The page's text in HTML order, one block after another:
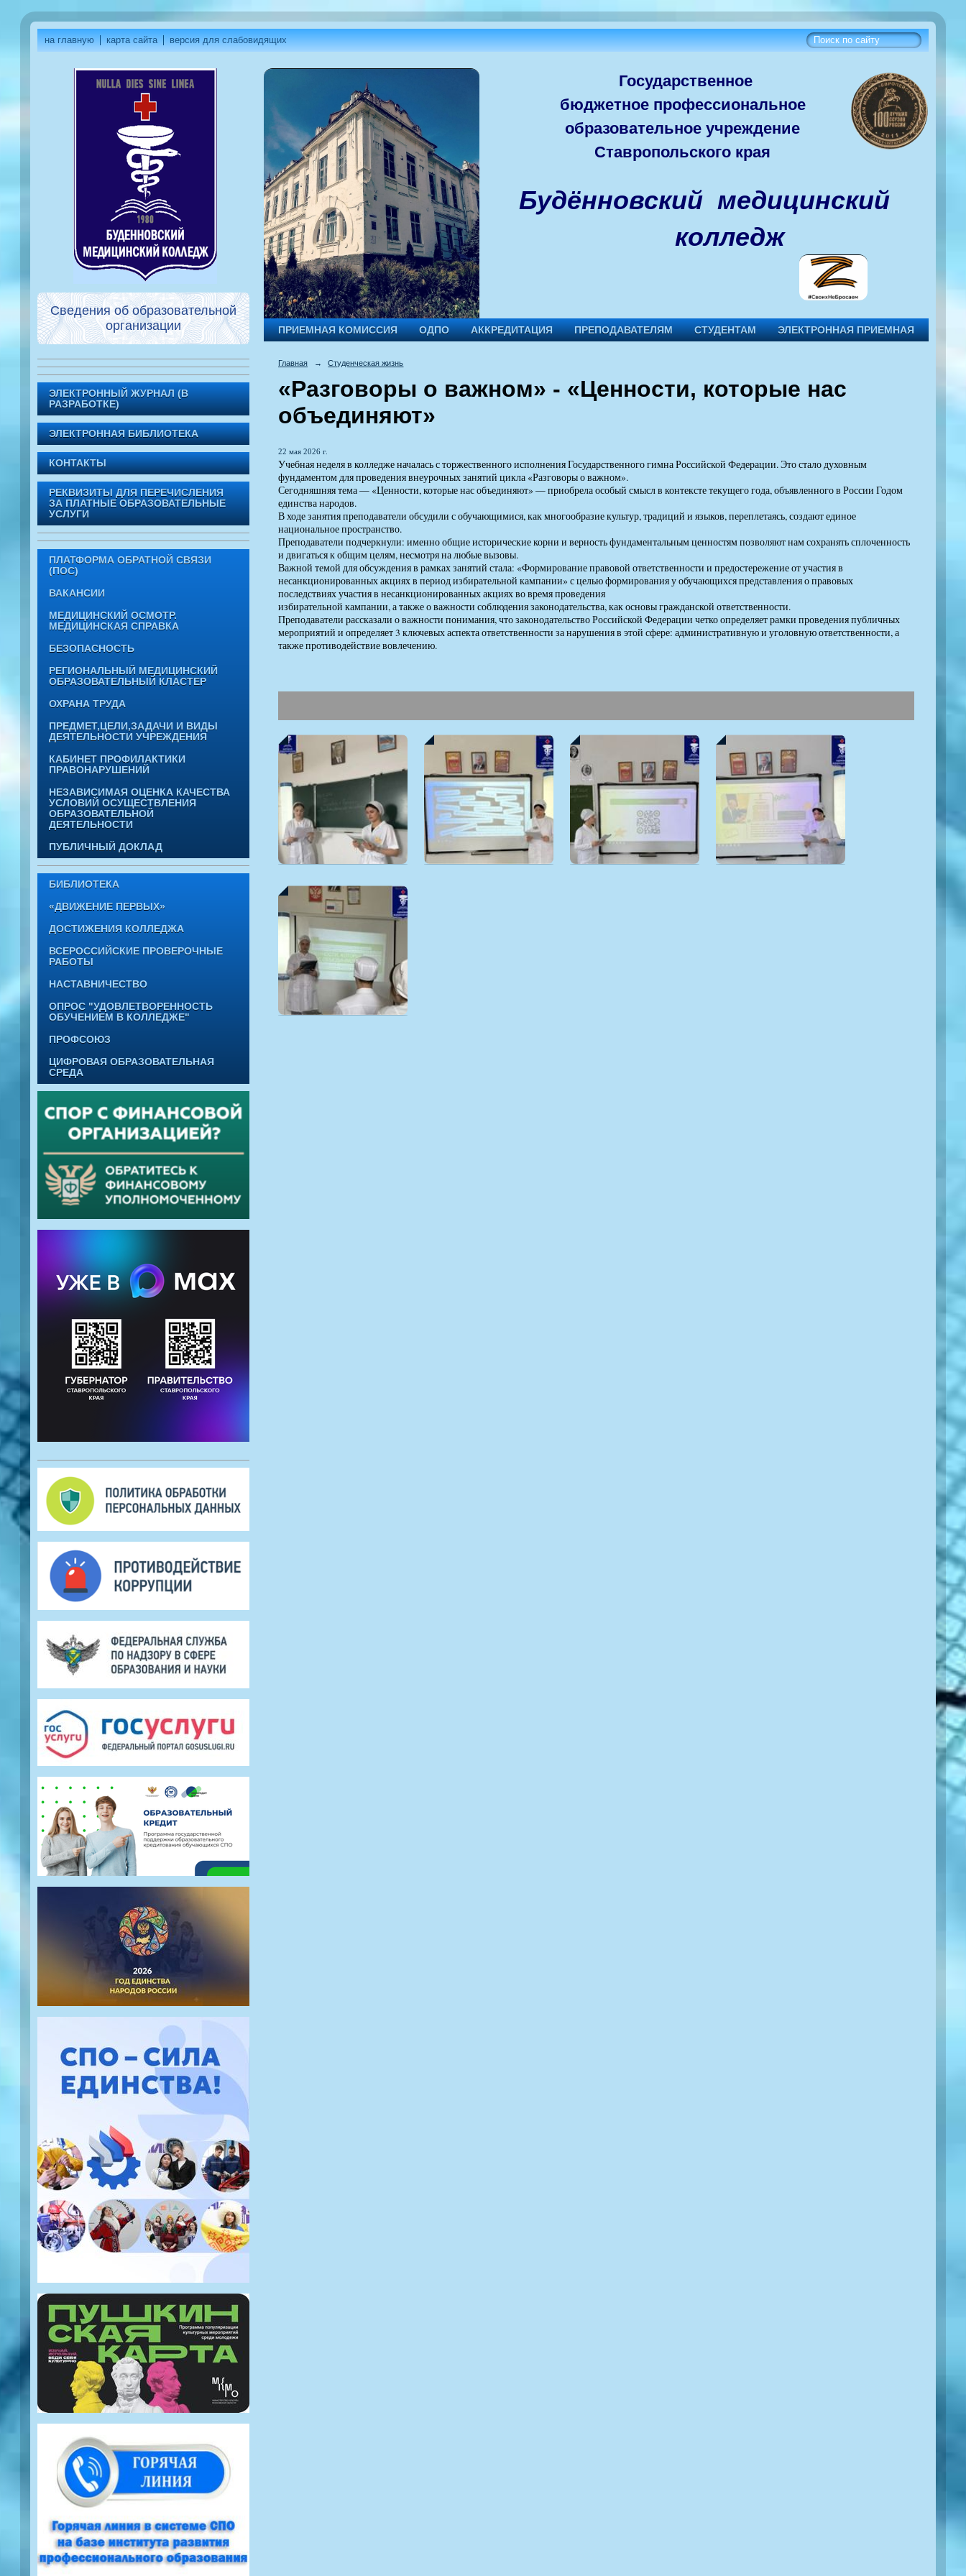
на главную карта сайта версия для слабовидящих
Сведения об образовательной
организации
ЭЛЕКТРОННЫЙ ЖУРНАЛ (В
РАЗРАБОТКЕ)
ЭЛЕКТРОННАЯ БИБЛИОТЕКА
КОНТАКТЫ
РЕКВИЗИТЫ ДЛЯ ПЕРЕЧИСЛЕНИЯ
ЗА ПЛАТНЫЕ ОБРАЗОВАТЕЛЬНЫЕ
УСЛУГИ
ПЛАТФОРМА ОБРАТНОЙ СВЯЗИ
(ПОС)
ВАКАНСИИ
МЕДИЦИНСКИЙ ОСМОТР.
МЕДИЦИНСКАЯ СПРАВКА
БЕЗОПАСНОСТЬ
РЕГИОНАЛЬНЫЙ МЕДИЦИНСКИЙ
ОБРАЗОВАТЕЛЬНЫЙ КЛАСТЕР
ОХРАНА ТРУДА
ПРЕДМЕТ,ЦЕЛИ,ЗАДАЧИ И ВИДЫ
ДЕЯТЕЛЬНОСТИ УЧРЕЖДЕНИЯ
КАБИНЕТ ПРОФИЛАКТИКИ
ПРАВОНАРУШЕНИЙ
НЕЗАВИСИМАЯ ОЦЕНКА КАЧЕСТВА
УСЛОВИЙ ОСУЩЕСТВЛЕНИЯ
ОБРАЗОВАТЕЛЬНОЙ
ДЕЯТЕЛЬНОСТИ
ПУБЛИЧНЫЙ ДОКЛАД
БИБЛИОТЕКА
«ДВИЖЕНИЕ ПЕРВЫХ»
ДОСТИЖЕНИЯ КОЛЛЕДЖА
ВСЕРОССИЙСКИЕ ПРОВЕРОЧНЫЕ
РАБОТЫ
НАСТАВНИЧЕСТВО
ОПРОС "УДОВЛЕТВОРЕННОСТЬ
ОБУЧЕНИЕМ В КОЛЛЕДЖЕ"
ПРОФСОЮЗ
ЦИФРОВАЯ ОБРАЗОВАТЕЛЬНАЯ
СРЕДА
Государственное
бюджетноепрофессиональное
образовательное учреждение
Ставропольского края
Будённовский медицинский
колледж
ПРИЕМНАЯ КОМИССИЯ ОДПО АККРЕДИТАЦИЯ ПРЕПОДАВАТЕЛЯМ СТУДЕНТАМ ЭЛЕКТРОННАЯ ПРИЕМНАЯ
Главная → Студенческая жизнь
«Разговоры о важном» - «Ценности, которые нас
объединяют»
22 мая 2026 г.
Учебная неделя в колледже началась с торжественного исполнения Государственного гимна Российской Федерации. Это стало духовным
фундаментом для проведения внеурочных занятий цикла «Разговоры о важном».
Сегодняшняя тема — «Ценности, которые нас объединяют» — приобрела особый смысл в контексте текущего года, объявленного в России Годом
единства народов.
В ходе занятия преподаватели обсудили с обучающимися, как многообразие культур, традиций и языков, переплетаясь, создают единое
национальное пространство.
Преподаватели подчеркнули: именно общие исторические корни и верность фундаментальным ценностям позволяют нам сохранять сплоченность
и двигаться к общим целям, несмотря на любые вызовы.
Важной темой для обсуждения в рамках занятий стала: «Формирование правовой ответственности и предостережение от участия в
несанкционированных акциях в период избирательной кампании» с целью формирования у обучающихся представления о правовых
последствиях участия в несанкционированных акциях во время проведения
избирательной кампании, а также о важности соблюдения законодательства, как основы гражданской ответственности.
Преподаватели рассказали о важности понимания, что законодательство Российской Федерации четко определяет рамки проведения публичных
мероприятий и определяет 3 ключевых аспекта ответственности за нарушения в этой сфере: административную и уголовную ответственности, а
также противодействие вовлечению.